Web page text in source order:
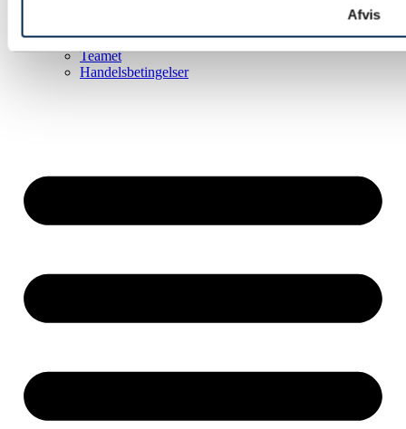
Afvis
Om os
Teamet
Handelsbetingelser